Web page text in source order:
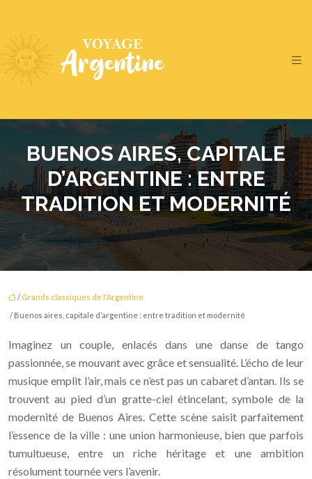
BUENOS AIRES, CAPITALE
D’ARGENTINE : ENTRE
TRADITION ET MODERNITÉ
/ Grands classiques de l'Argentine
/ Buenos aires, capitale d’argentine : entre tradition et modernité
Imaginez un couple, enlacés dans une danse de tango
passionnée, se mouvant avec grâce et sensualité. L’écho de leur
musique emplit l’air, mais ce n’est pas un cabaret d’antan. Ils se
trouvent au pied d’un gratte-ciel étincelant, symbole de la
modernité de Buenos Aires. Cette scène saisit parfaitement
l’essence de la ville : une union harmonieuse, bien que parfois
tumultueuse, entre un riche héritage et une ambition
résolument tournée vers l’avenir.